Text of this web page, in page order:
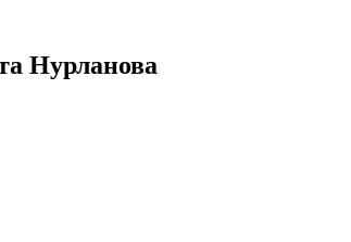
Нурланова